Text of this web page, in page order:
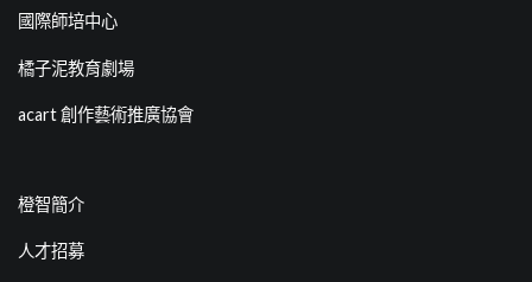
國際師培中心
橘子泥教育劇場
acart 創作藝術推廣協會
橙智簡介
人才招募